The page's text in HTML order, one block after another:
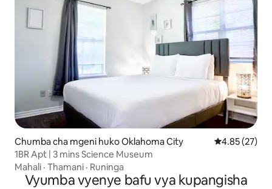
Chumba cha mgeni huko Oklahoma City Ukadiriaji wa
4.85 (27)
1BR Apt | 3 mins Science Museum
Mahali · Thamani · Runinga
Vyumba vyenye bafu vya kupangisha